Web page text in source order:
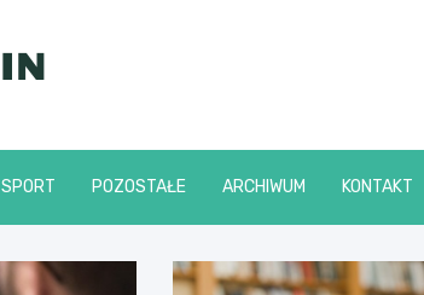
SPORT POZOSTAŁE ARCHIWUM KONTAKT